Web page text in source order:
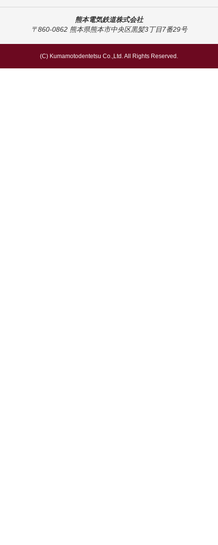
熊本電気鉄道株式会社
〒860-0862 熊本県熊本市中央区黒髪3丁目7番29号
(C) Kumamotodentetsu Co.,Ltd. All Rights Reserved.